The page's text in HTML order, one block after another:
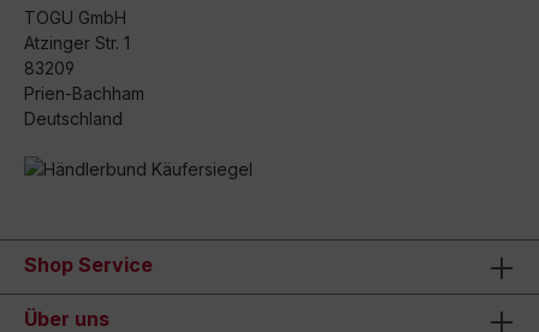
TOGU GmbH
Atzinger Str. 1
83209
Prien-Bachham
Deutschland
Shop Service
Über uns